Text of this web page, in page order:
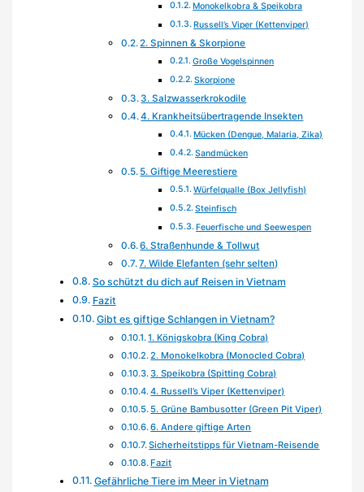
Monokelkobra & Speikobra
Russell’s Viper (Kettenviper)
2. Spinnen & Skorpione
Große Vogelspinnen
Skorpione
3. Salzwasserkrokodile
4. Krankheitsübertragende Insekten
Mücken (Dengue, Malaria, Zika)
Sandmücken
5. Giftige Meerestiere
Würfelqualle (Box Jellyfish)
Steinfisch
Feuerfische und Seewespen
6. Straßenhunde & Tollwut
7. Wilde Elefanten (sehr selten)
So schützt du dich auf Reisen in Vietnam
Fazit
Gibt es giftige Schlangen in Vietnam?
1. Königskobra (King Cobra)
2. Monokelkobra (Monocled Cobra)
3. Speikobra (Spitting Cobra)
4. Russell’s Viper (Kettenviper)
5. Grüne Bambusotter (Green Pit Viper)
6. Andere giftige Arten
Sicherheitstipps für Vietnam-Reisende
Fazit
Gefährliche Tiere im Meer in Vietnam